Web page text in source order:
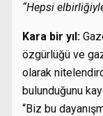
“Hepsi
Kara bir yıl:
özgürlüğü ve
olarak
bulunduğunu
“Biz bu